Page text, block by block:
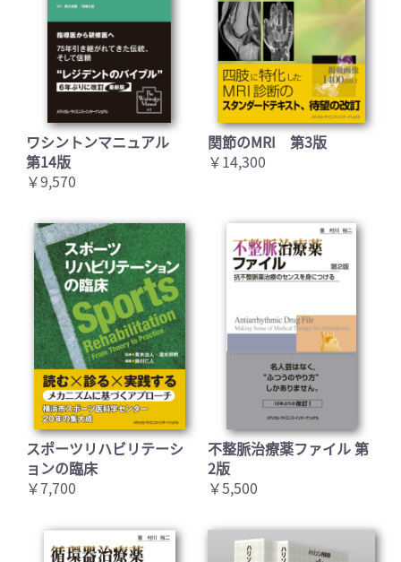
ワシントンマニュアル
第14版
￥9,570
関節のMRI 第3版
￥14,300
スポーツリハビリテーシ
ョンの臨床
￥7,700
不整脈治療薬ファイル 第
2版
￥5,500